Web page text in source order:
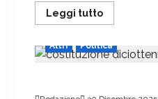
Leggi tutto
Altri Politica